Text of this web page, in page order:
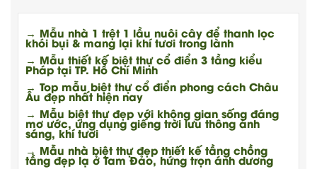
→ Mẫu nhà 1 trệt 1 lầu nuôi cây để thanh lọc
khói bụi & mang lại khí tươi trong lành
→ Mẫu thiết kế biệt thự cổ điển 3 tầng kiểu
Pháp tại TP. Hồ Chí Minh
→ Top mẫu biệt thự cổ điển phong cách Châu
Âu đẹp nhất hiện nay
→ Mẫu biệt thự đẹp với không gian sống đáng
mơ ước, ứng dụng giếng trời lưu thông ánh
sáng, khí tươi
→ Mẫu nhà biệt thự đẹp thiết kế tầng chồng
tầng đẹp lạ ở Tam Đảo, hứng trọn ánh dương